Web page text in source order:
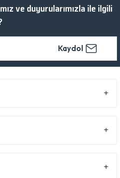
ve duyurularımızla ile ilgili
Kaydol